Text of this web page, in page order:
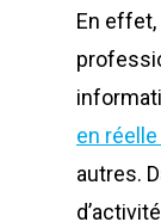
En
en
autres.